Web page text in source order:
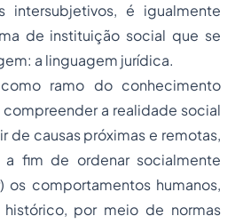
intersubjetivos, é igualmente
de instituição social que se
a linguagem jurídica.
ramo do conhecimento
a realidade social
de causas próximas e remotas,
a fim de ordenar socialmente
os comportamentos humanos,
por meio de normas